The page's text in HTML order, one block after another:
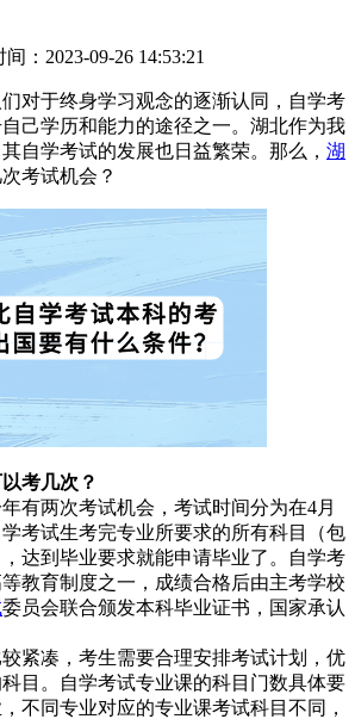
间：2023-09-26 14:53:21
对于终身学习观念的逐渐认同，自学考
己学历和能力的途径之一。湖北作为我
自学考试的发展也日益繁荣。那么， 湖
考试机会？
考几次？
有两次考试机会，考试时间分为在4月
考试生考完专业所要求的所有科目（包
达到毕业要求就能申请毕业了。自学考
教育制度之一，成绩合格后由主考学校
委员会联合颁发本科毕业证书，国家承认
紧凑，考生需要合理安排考试计划，优
目。自学考试专业课的科目门数具体要
不同专业对应的专业课考试科目不同，